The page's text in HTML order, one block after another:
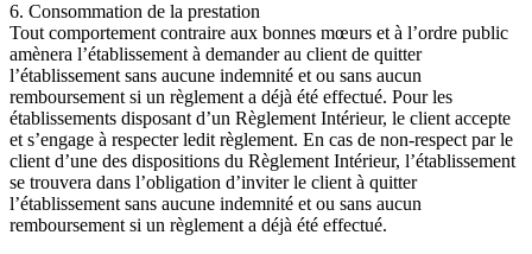
6. Consommation de la prestation
Tout comportement contraire aux bonnes mœurs et à l’ordre public
amènera l’établissement à demander au client de quitter
l’établissement sans aucune indemnité et ou sans aucun
remboursement si un règlement a déjà été effectué. Pour les
établissements disposant d’un Règlement Intérieur, le client accepte
et s’engage à respecter ledit règlement. En cas de non-respect par le
client d’une des dispositions du Règlement Intérieur, l’établissement
se trouvera dans l’obligation d’inviter le client à quitter
l’établissement sans aucune indemnité et ou sans aucun
remboursement si un règlement a déjà été effectué.